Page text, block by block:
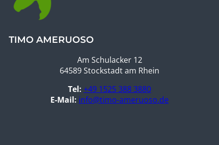
TIMO AMERUOSO
Am Schulacker 12
64589 Stockstadt am Rhein
Tel: +49 1525 388 3880
E-Mail: info@timo-ameruoso.de